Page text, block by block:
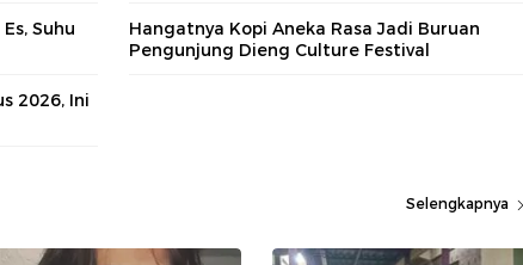
Suhu
Hangatnya Kopi Aneka Rasa Jadi Buruan
Pengunjung Dieng Culture Festival
2026, Ini
Selengkapnya